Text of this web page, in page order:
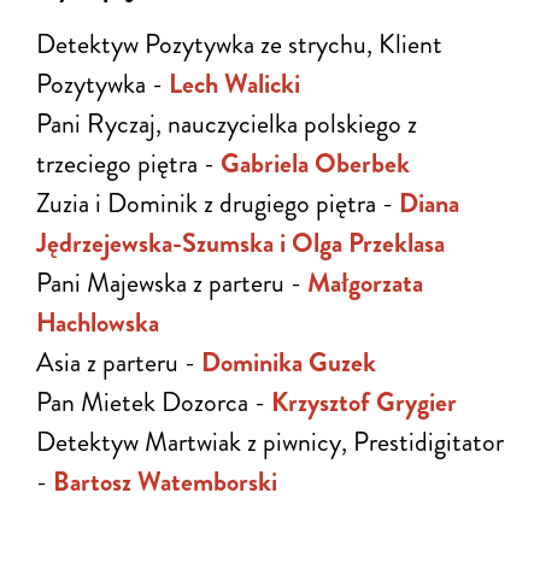
Detektyw Pozytywka ze strychu, Klient
Pozytywka - Lech Walicki
Pani Ryczaj, nauczycielka polskiego z
trzeciego piętra - Gabriela Oberbek
Zuzia i Dominik z drugiego piętra - Diana
Jędrzejewska-Szumskai Olga Przeklasa
Pani Majewska z parteru - Małgorzata
Hachlowska
Asia z parteru - Dominika Guzek
Pan Mietek Dozorca - Krzysztof Grygier
Detektyw Martwiak z piwnicy, Prestidigitator
- Bartosz Watemborski